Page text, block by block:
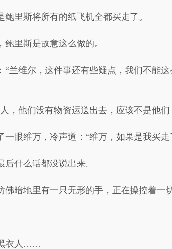
鲍里斯将所有的纸飞机全都买走了。
鲍里斯是故意这么做的。
“兰维尔，这件事还有些疑点，我们不能
，他们没有物资运送出去，应该不是他们
一眼维万，冷声道：“维万，如果是我买
后什么话都没说出来。
佛暗地里有一只无形的手，正在操控着一切
衣人……